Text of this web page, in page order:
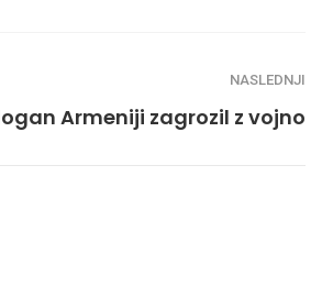
NASLEDNJI
Armeniji zagrozil z vojno